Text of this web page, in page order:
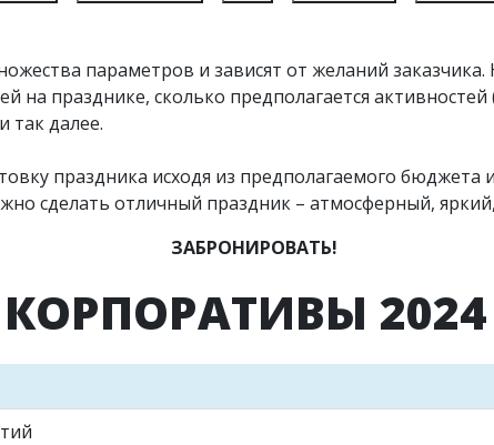
параметров и зависят от желаний
на празднике, сколько предполагается
так далее.
праздника исходя из предполагаемого
сделать отличный праздник – атмосферный,
ЗАБРОНИРОВАТЬ!